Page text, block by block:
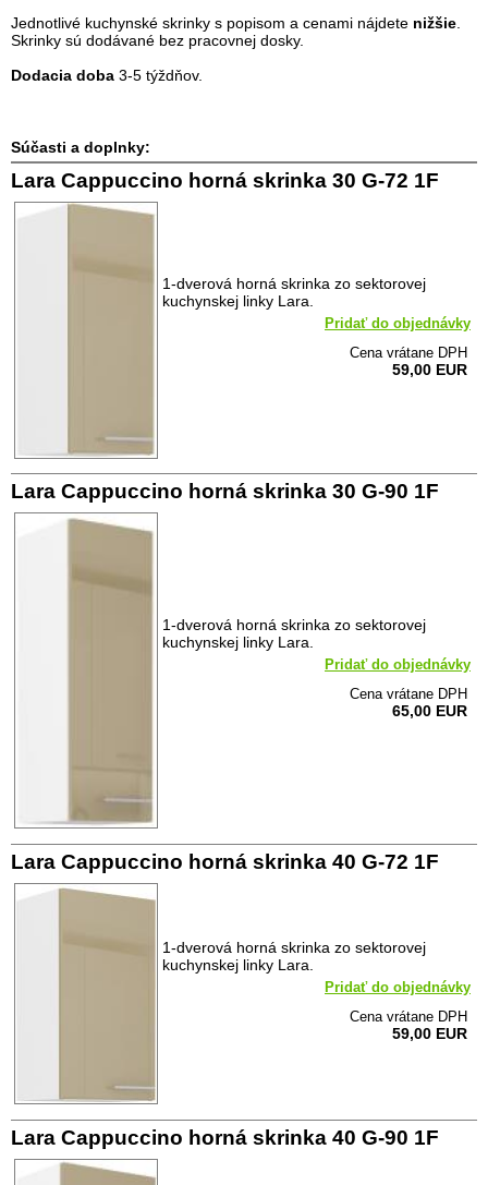
Jednotlivé kuchynské skrinky s popisom a cenami nájdete nižšie
Skrinky sú dodávané bez pracovnej dosky.
Dodacia doba 3-5 týždňov.
Súčasti a doplnky:
Lara Cappuccino horná skrinka 30 G-72 1F
1-dverová horná skrinka zo sektorovej
kuchynskej linky Lara.
Pridať do objednávky
Cena vrátane DPH
59,00 EUR
Lara Cappuccino horná skrinka 30 G-90 1F
1-dverová horná skrinka zo sektorovej
kuchynskej linky Lara.
Pridať do objednávky
Cena vrátane DPH
65,00 EUR
Lara Cappuccino horná skrinka 40 G-72 1F
1-dverová horná skrinka zo sektorovej
kuchynskej linky Lara.
Pridať do objednávky
Cena vrátane DPH
59,00 EUR
Lara Cappuccino horná skrinka 40 G-90 1F